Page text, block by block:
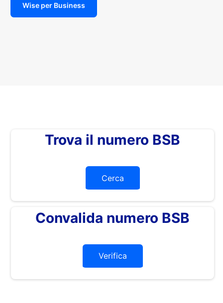
Wise per Business
Trova il numero BSB
Cerca
Convalida numero BSB
Verifica